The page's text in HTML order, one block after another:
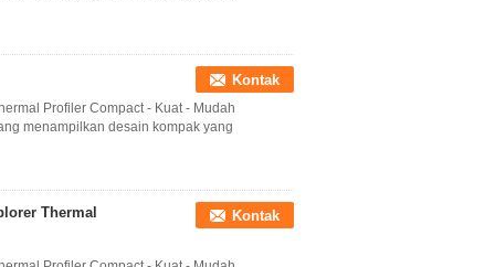
Kontak
Profiler Compact - Kuat - Mudah
menampilkan desain kompak yang
Thermal
Kontak